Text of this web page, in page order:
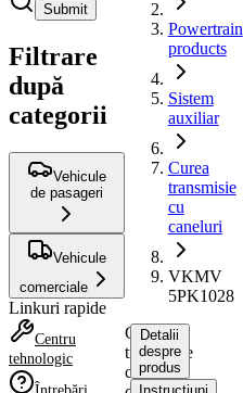
Submit
Filtrare
după
categorii
Vehicule
de pasageri
Vehicule
comerciale
Linkuri rapide
Centru
tehnologic
Powertrain
products
Sistem
auxiliar
Curea
transmisie
cu
caneluri
VKMV
5PK1028
Curea
transmisie
cu
Detalii
despre
produs